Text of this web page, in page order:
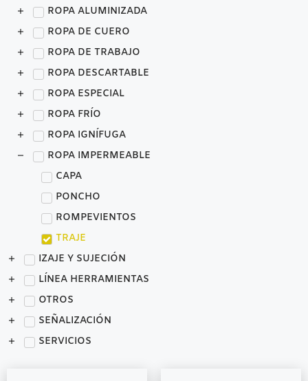
ROPA ALUMINIZADA
ROPA DE CUERO
ROPA DE TRABAJO
ROPA DESCARTABLE
ROPA ESPECIAL
ROPA FRÍO
ROPA IGNÍFUGA
ROPA IMPERMEABLE
CAPA
PONCHO
ROMPEVIENTOS
TRAJE
IZAJE Y SUJECIÓN
LÍNEA HERRAMIENTAS
OTROS
SEÑALIZACIÓN
SERVICIOS